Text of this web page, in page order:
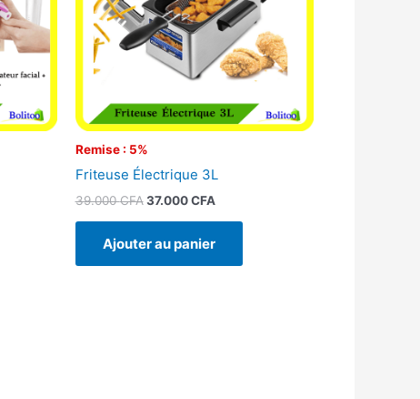
Remise : 5%
Friteuse Électrique 3L
39.000CFA 37.000CFA
Ajouter au panier